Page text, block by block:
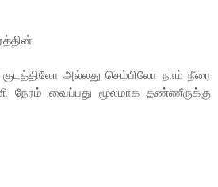
குடத்திலோ அல்லது செம்பிலோ நாம் நீரை
நேரம் வைப்பது மூலமாக தண்ணீருக்கு